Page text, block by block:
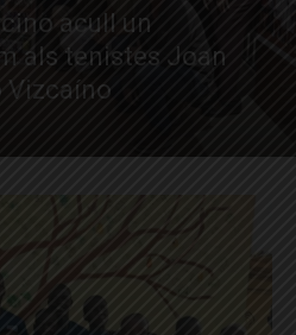
acull un
als tenistes Joan
Vizcaíno